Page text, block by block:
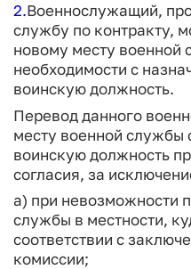
2.Военнослужащий,
службу по контракту,
новому месту военной
необходимости с
воинскую должность.
Перевод данного
месту военной службы
воинскую должность
согласия, за
а) при невозможности
службы в местности,
соответствии с
комиссии;